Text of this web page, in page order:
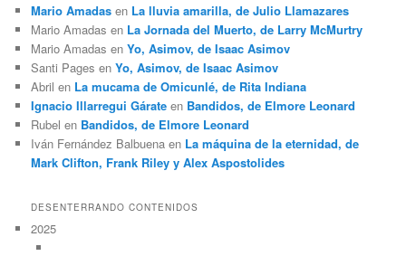
Mario Amadas en La lluvia amarilla, de Julio Llamazares
Mario Amadas en La Jornada del Muerto, de Larry McMurtry
Mario Amadas enYo, Asimov, de Isaac Asimov
Santi Pages enYo, Asimov, de Isaac Asimov
Abril en La mucama de Omicunlé, de Rita Indiana
Ignacio Illarregui Gárate en Bandidos, de Elmore Leonard
Rubel en Bandidos, de Elmore Leonard
Iván Fernández Balbuena en La máquina de la eternidad, de
Mark Clifton, Frank Riley y Alex Aspostolides
DESENTERRANDO CONTENIDOS
2025